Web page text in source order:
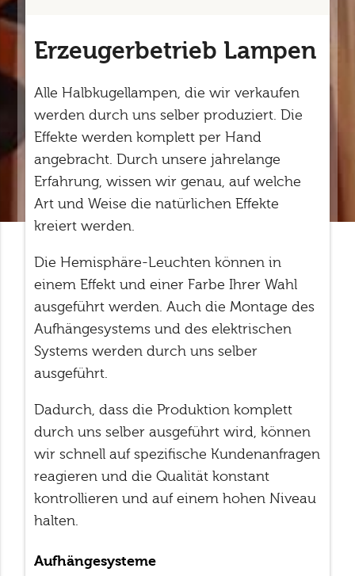
Erzeugerbetrieb Lampen
Alle Halbkugellampen, die wir verkaufen
werden durch uns selber produziert. Die
Effekte werden komplett per Hand
angebracht. Durch unsere jahrelange
Erfahrung, wissen wir genau, auf welche
Art und Weise die natürlichen Effekte
kreiert werden.
Die Hemisphäre-Leuchten können in
einem Effekt und einer Farbe Ihrer Wahl
ausgeführt werden. Auch die Montage des
Aufhängesystems und des elektrischen
Systems werden durch uns selber
ausgeführt.
Dadurch, dass die Produktion komplett
durch uns selber ausgeführt wird, können
wir schnell auf spezifische Kundenanfragen
reagieren und die Qualität konstant
kontrollieren und auf einem hohen Niveau
halten.
Aufhängesysteme